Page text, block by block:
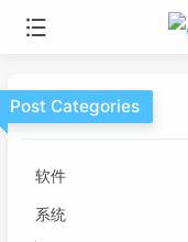
Post Categories
软件
系统